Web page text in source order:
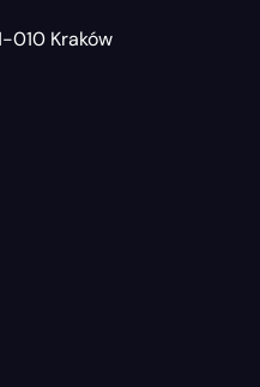
010 Kraków